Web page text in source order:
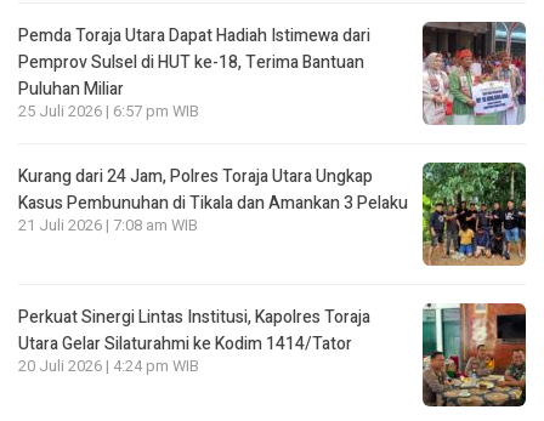
Pemda Toraja Utara Dapat Hadiah Istimewa dari
Pemprov Sulsel di HUT ke-18, Terima Bantuan
Puluhan Miliar
25 Juli 2026 | 6:57 pm WIB
Kurang dari 24 Jam, Polres Toraja Utara Ungkap
Kasus Pembunuhan di Tikala dan Amankan 3 Pelaku
21 Juli 2026 | 7:08 am WIB
Perkuat Sinergi Lintas Institusi, Kapolres Toraja
Utara Gelar Silaturahmi ke Kodim 1414/Tator
20 Juli 2026 | 4:24 pm WIB